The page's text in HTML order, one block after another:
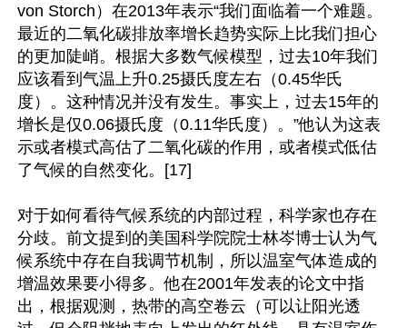
von Storch）在2013年表示“我们面临着一个难题。
最近的二氧化碳排放率增长趋势实际上比我们担心
的更加陡峭。根据大多数气候模型，过去10年我们
应该看到气温上升0.25摄氏度左右（0.45华氏
度）。这种情况并没有发生。事实上，过去15年的
增长是仅0.06摄氏度（0.11华氏度）。”他认为这表
示或者模式高估了二氧化碳的作用，或者模式低估
了气候的自然变化。[17]
对于如何看待气候系统的内部过程，科学家也存在
分歧。前文提到的美国科学院院士林岑博士认为气
候系统中存在自我调节机制，所以温室气体造成的
增温效果要小得多。他在2001年发表的论文中指
出，根据观测，热带的高空卷云（可以让阳光透